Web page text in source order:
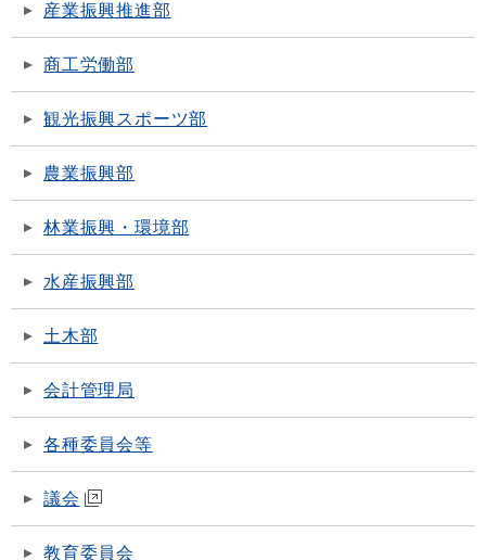
産業振興推進部
商工労働部
観光振興スポーツ部
農業振興部
林業振興・環境部
水産振興部
土木部
会計管理局
各種委員会等
議会
教育委員会